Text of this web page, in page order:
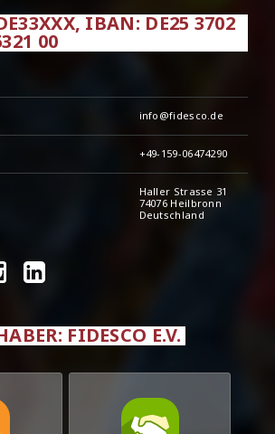
IBAN: DE25 3702
00
info@fidesco.de
+49-159-06474290
Haller Strasse 31
74076 Heilbronn
Deutschland
FIDESCO E.V.